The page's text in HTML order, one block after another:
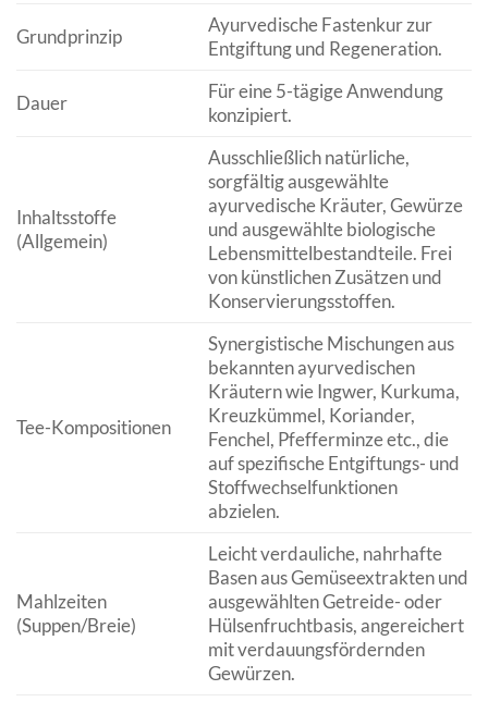
Grundprinzip
Ayurvedische Fastenkur zur
Entgiftung und Regeneration.
Dauer
Für eine 5-tägige Anwendung
konzipiert.
Inhaltsstoffe
(Allgemein)
Ausschließlich natürliche,
sorgfältig ausgewählte
ayurvedische Kräuter, Gewürze
und ausgewählte biologische
Lebensmittelbestandteile. Frei
von künstlichen Zusätzen und
Konservierungsstoffen.
Tee-Kompositionen
Synergistische Mischungen aus
bekannten ayurvedischen
Kräutern wie Ingwer, Kurkuma,
Kreuzkümmel, Koriander,
Fenchel, Pfefferminze etc., die
auf spezifische Entgiftungs- und
Stoffwechselfunktionen
abzielen.
Mahlzeiten
(Suppen/Breie)
Leicht verdauliche, nahrhafte
Basen aus Gemüseextrakten und
ausgewählten Getreide- oder
Hülsenfruchtbasis, angereichert
mit verdauungsfördernden
Gewürzen.